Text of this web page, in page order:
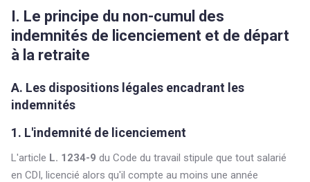
I. Le principe du non-cumul des
indemnités de licenciement et de départ
à la retraite
A. Les dispositions légales encadrant les
indemnités
1. L'indemnité de licenciement
L'article L. 1234-9 du Code du travail stipule que tout salarié
en CDI, licencié alors qu'il compte au moins une année